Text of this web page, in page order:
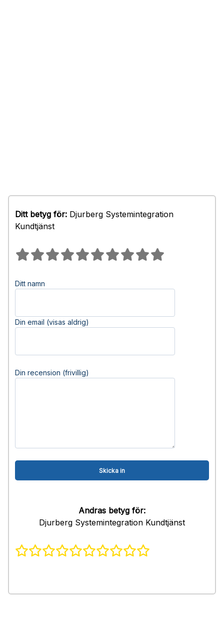
Ditt betyg för: Djurberg Systemintegration
Kundtjänst
Ditt namn
Din email (visas aldrig)
Din recension (frivillig)
Andras betyg för:
Djurberg Systemintegration Kundtjänst